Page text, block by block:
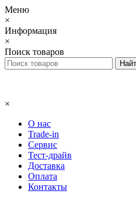
Меню
×
Информация
×
Поиск товаров
×
О нас
Trade-in
Сервис
Тест-драйв
Доставка
Оплата
Контакты